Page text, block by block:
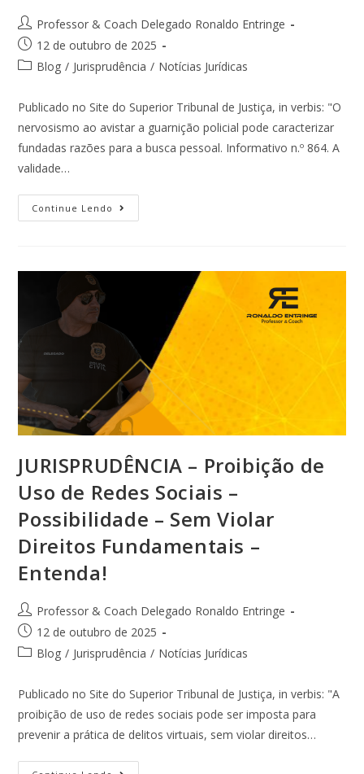
Professor & Coach Delegado Ronaldo Entringe
12 de outubro de 2025
Blog / Jurisprudência / Notícias Jurídicas
Publicado no Site do Superior Tribunal de Justiça, in verbis: "O
nervosismo ao avistar a guarnição policial pode caracterizar
fundadas razões para a busca pessoal. Informativo n.º 864. A
validade…
Continue Lendo
JURISPRUDÊNCIA – Proibição de
Uso de Redes Sociais –
Possibilidade – Sem Violar
Direitos Fundamentais –
Entenda!
Professor & Coach Delegado Ronaldo Entringe
12 de outubro de 2025
Blog / Jurisprudência / Notícias Jurídicas
Publicado no Site do Superior Tribunal de Justiça, in verbis: "A
proibição de uso de redes sociais pode ser imposta para
prevenir a prática de delitos virtuais, sem violar direitos…